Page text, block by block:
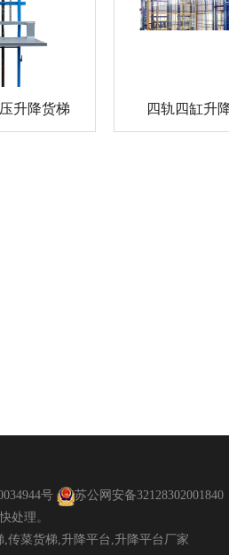
升降货梯 四轨四缸升
号
苏公网安备32128302001840
处理。
传菜货梯,升降平台,升降平台厂家